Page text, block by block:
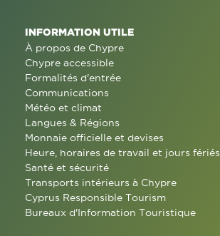
INFORMATION UTILE
À propos de Chypre
Chypre accessible
Formalités d'entrée
Communications
Météo et climat
Langues & Régions
Monnaie officielle et devises
Heure, horaires de travail et jours fériés
Santé et sécurité
Transports intérieurs à Chypre
Cyprus Responsible Tourism
Bureaux d'Information Touristique